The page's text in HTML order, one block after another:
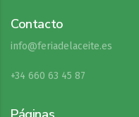
Contacto
info@feriadelaceite.es
+34 660 63 45 87